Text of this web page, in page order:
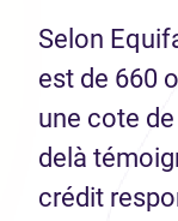
Selon
est de 660
une cote
delà
crédit